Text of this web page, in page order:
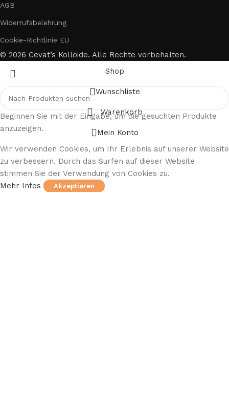
AGB
Widerrufsbelehrung
Cookie-Richtlinie EU
© 2026 Cevat’s Kolloide. Alle Rechte vorbehalten.
Beginnen Sie mit der Eingabe, um die gesuchten Produkte
anzuzeigen.
Shop
Wunschliste
Warenkorb
Mein Konto
Wir verwenden Cookies, um Ihr Erlebnis auf unserer Website
zu verbessern. Durch das Surfen auf dieser Website
stimmen Sie der Verwendung von Cookies zu.
Mehr Infos
Akzeptieren